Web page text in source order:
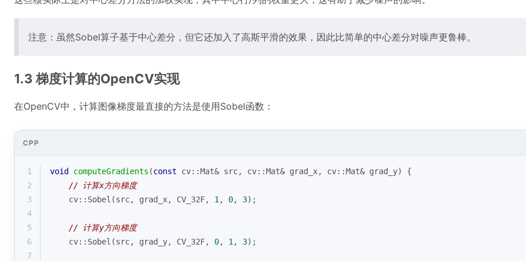
注意：虽然Sobel算子基于中心差分，但它还加入了高斯平滑的效果，因此比简单的中心差分对噪声更鲁棒。
1.3 梯度计算的OpenCV实现
在OpenCV中，计算图像梯度最直接的方法是使用Sobel函数：
CPP
1 void computeGradients (const cv::Mat& src, cv::Mat& grad_x, cv::Mat& grad_y)
{
2
// 计算x方向梯度
3
    cv::
Sobel (src, grad_x, CV_32F, 1 , 0, 3);
4
5
// 计算y方向梯度
6
    cv::
Sobel (src, grad_y, CV_32F, 0, 1 , 3);
7